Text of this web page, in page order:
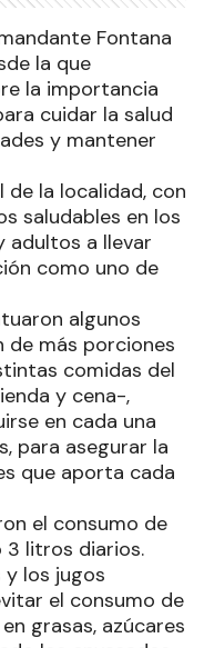
Fontana
la que
la importancia
cuidar la salud
y mantener
de la localidad, con
saludables en los
adultos a llevar
como uno de
algunos
más porciones
comidas del
y cena-,
en cada una
para asegurar la
que aporta cada
el consumo de
3 litros diarios.
los jugos
el consumo de
grasas, azúcares